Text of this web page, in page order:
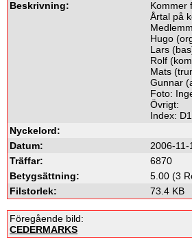
Beskrivning:
Kommer
Årtal på
Hugo
Lars
Rolf
Mats
Gunnar
Foto:
Övrigt:
Index:
Nyckelord:
Datum:
2006-11-
Träffar:
6870
Betygsättning:
5.00 (3
Filstorlek:
73.4 KB
Föregående bild:
CEDERMARKS